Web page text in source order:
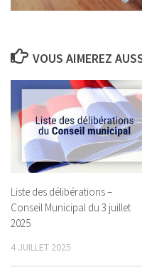
VOUS AIMEREZ
Liste des délibérations –
Conseil Municipal du 3 juillet
2025
4 JUILLET 2025